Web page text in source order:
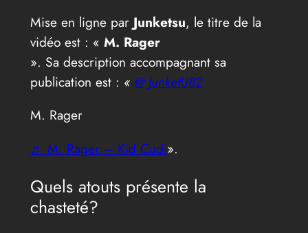
Mise en ligne par Junketsu, le titre de la
vidéo est : « M. Rager
». Sa description accompagnant sa
publication est : « @ JunketU82
M. Rager
♬ M. Rager – Kid Cudi».
Quels atouts présente la
chasteté?